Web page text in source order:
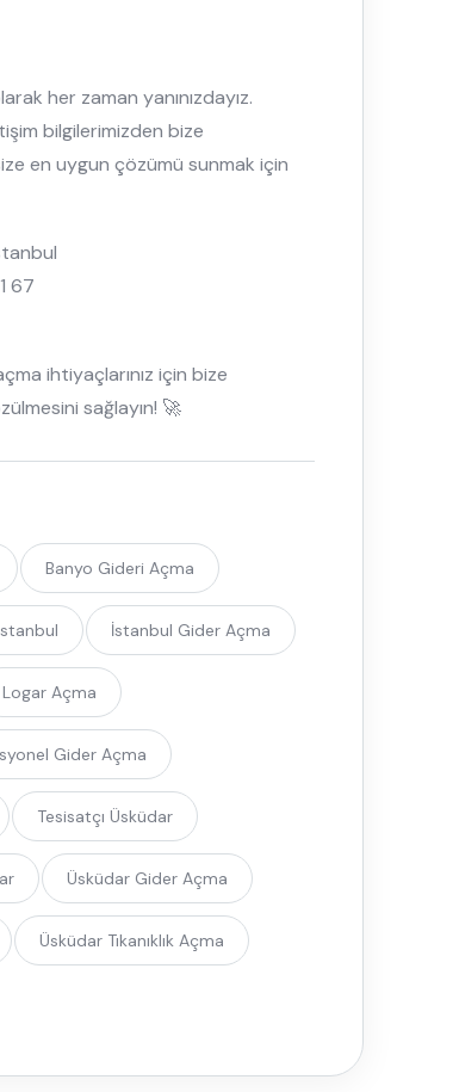
her zaman yanınızdayız.
bilgilerimizden bize
en uygun çözümü sunmak için
67
ihtiyaçlarınız için bize
sağlayın! 🚀
Banyo Gideri Açma
İstanbul Gider Açma
Logar Açma
Gider Açma
Tesisatçı Üsküdar
Üsküdar Gider Açma
Üsküdar Tıkanıklık Açma